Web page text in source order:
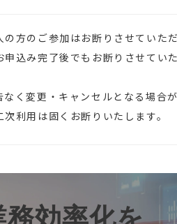
方のご参加はお断りさせていた
込み完了後でもお断りさせてい
く変更・キャンセルとなる場合
利用は固くお断りいたします。
効率化を